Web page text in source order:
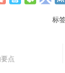
标
点